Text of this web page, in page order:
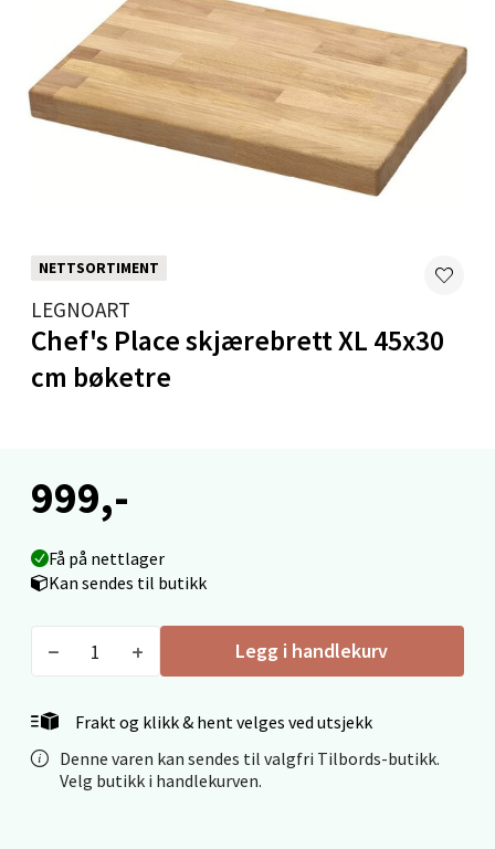
NETTSORTIMENT
LEGNOART
Chef's Place skjærebrett XL 45x30
cm bøketre
999,-
Få på nettlager
Kan sendes til butikk
Legg i handlekurv
Frakt og klikk & hent velges ved utsjekk
Denne varen kan sendes til valgfri Tilbords-butikk.
Velg butikk i handlekurven.
0 i butikk
Velg
Skarvøyveien 55, 4517 Mandal
0 i butikk
Mo i Rana - Thon Senter Mo i Rana
Åpent i dag 10-18
Ålesund - Thon Senter Moa